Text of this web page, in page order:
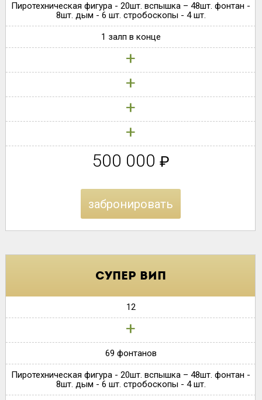
Пиротехническая фигура - 20шт. вспышка – 48шт. фонтан -
8шт. дым - 6 шт. стробоскопы - 4 шт.
1 залп в конце
+
+
+
+
500 000 ₽
забронировать
супер вип
12
+
69 фонтанов
Пиротехническая фигура - 20шт. вспышка – 48шт. фонтан -
8шт. дым - 6 шт. стробоскопы - 4 шт.